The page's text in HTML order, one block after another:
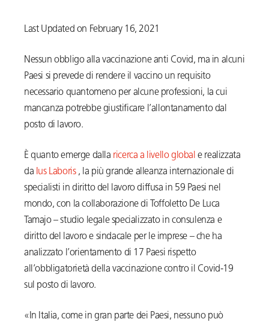
Last Updated on February 16, 2021
Nessun obbligo alla vaccinazione anti Covid, ma in alcuni
Paesi si prevede di rendere il vaccino un requisito
necessario quantomeno per alcune professioni, la cui
mancanza potrebbe giustificare l’allontanamento dal
posto di lavoro.
È quanto emerge dalla ricerca a livello global e realizzata
da Ius Laboris, la più grande alleanza internazionale di
specialisti in diritto del lavoro diffusa in 59 Paesi nel
mondo, con la collaborazione di Toffoletto De Luca
Tamajo – studio legale specializzato in consulenza e
diritto del lavoro e sindacale per le imprese – che ha
analizzato l’orientamento di 17 Paesi rispetto
all’obbligatorietà della vaccinazione contro il Covid-19
sul posto di lavoro.
«In Italia, come in gran parte dei Paesi, nessuno può